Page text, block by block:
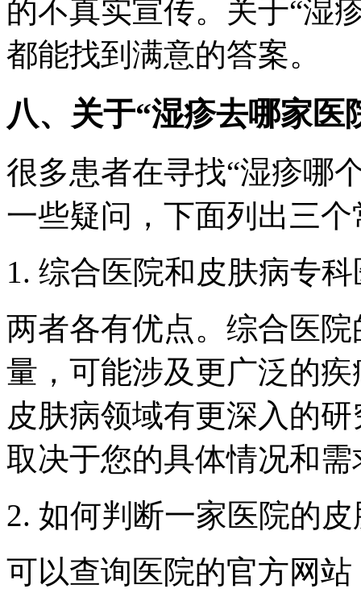
的不真实宣传。关于“湿
都能找到满意的答案。
八、关于“湿疹去哪家
很多患者在寻找“湿疹哪
一些疑问，下面列出三
1. 综合医院和皮肤病专
两者各有优点。综合医
量，可能涉及更广泛的
皮肤病领域有更深入的
取决于您的具体情况和需
2. 如何判断一家医院的
可以查询医院的官方网